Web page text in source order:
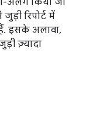
अलग किया जा
रिपोर्ट में
इसके अलावा,
ज़्यादा